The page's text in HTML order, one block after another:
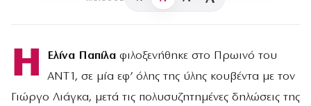
Η Ελίνα Παπίλαφιλοξενήθηκε στο Πρωινό του
ΑΝΤ1, σε μία εφ’ όλης της ύλης κουβέντα με τον
Γιώργο Λιάγκα, μετά τις πολυσυζητημένες δηλώσεις της